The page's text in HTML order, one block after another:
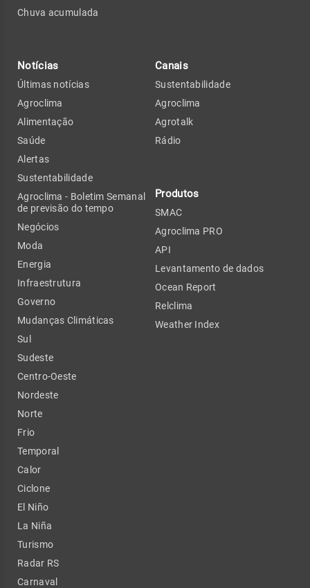
Chuva acumulada
Notícias
Últimas notícias
Agroclima
Alimentação
Saúde
Alertas
Sustentabilidade
Agroclima - Boletim Semanal
de previsão do tempo
Negócios
Moda
Energia
Infraestrutura
Governo
Mudanças Climáticas
Sul
Sudeste
Centro-Oeste
Nordeste
Norte
Frio
Temporal
Calor
Ciclone
El Niño
La Niña
Turismo
Radar RS
Carnaval
Canais
Sustentabilidade
Agroclima
Agrotalk
Rádio
Produtos
SMAC
Agroclima PRO
API
Levantamento de dados
Ocean Report
Relclima
Weather Index